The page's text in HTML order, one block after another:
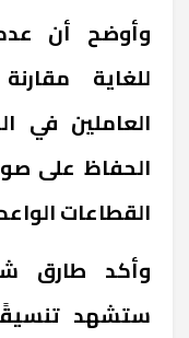
وأوضح أن عدد
للغاية
العاملين
الحفاظ على
القطاعات
وأكد طارق
ستشهد